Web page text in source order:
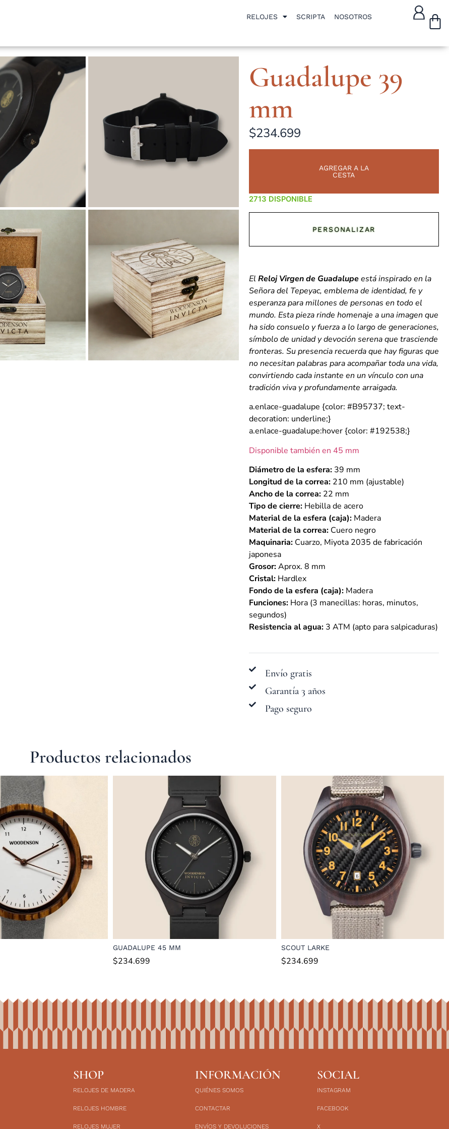
RELOJES SCRIPTA NOSOTROS
Guadalupe 39
mm
$234.699
AGREGAR A LA
CESTA
DISPONIBLE
PERSONALIZAR
El Reloj Virgen de Guadalupeestá inspirado en la
Señora del Tepeyac, emblema de identidad, fe y
esperanza para millones de personas en todo el
mundo. Esta pieza rinde homenaje a una imagen que
ha sido consuelo y fuerza a lo largo de generaciones,
símbolo de unidad y devoción serena que trasciende
fronteras. Su presencia recuerda que hay figuras que
no necesitan palabras para acompañar toda una vida,
convirtiendo cada instante en un vínculo con una
tradición viva y profundamente arraigada.
a.enlace-guadalupe {color: #B95737; text-
decoration: underline;}
a.enlace-guadalupe:hover {color: #192538;}
Disponible también en 45 mm
Diámetro de la esfera:39 mm
Longitud de la correa:210 mm (ajustable)
Ancho de la correa:22 mm
Tipo de cierre:Hebilla de acero
Material de la esfera (caja):Madera
Material de la correa:Cuero negro
Maquinaria:Cuarzo, Miyota 2035 de fabricación
japonesa
Grosor:Aprox. 8 mm
Cristal:Hardlex
Fondo de la esfera (caja):Madera
Funciones:Hora (3 manecillas: horas, minutos,
segundos)
Resistencia al agua:3 ATM (apto para salpicaduras)
Envío gratis
Garantía 3 años
Pago seguro
Productos relacionados
GUADALUPE 45 MM
$234.699
SCOUT LARKE
$234.699
SHOP
RELOJES DE MADERA
RELOJES HOMBRE
RELOJES MUJER
INFORMACIÓN
QUIÉNES SOMOS
CONTACTAR
ENVÍOS Y DEVOLUCIONES
SOCIAL
INSTAGRAM
FACEBOOK
X